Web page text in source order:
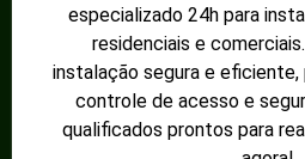
especializado 24h para
residenciais e
instalação segura e eficiente,
controle de acesso e
qualificados prontos para